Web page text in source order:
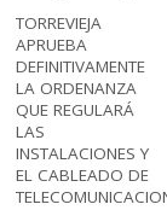
TORREVIEJA
APRUEBA
DEFINITIVAMENTE
LA ORDENANZA
QUE REGULARÁ
LAS
INSTALACIONES Y
EL CABLEADO DE